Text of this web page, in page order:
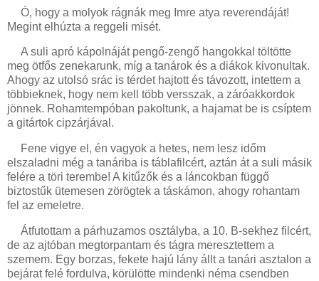
Ó, hogy a molyok rágnák meg Imre atya reverendáját!
Megint elhúzta a reggeli misét.
A suli apró kápolnáját pengő-zengő hangokkal töltötte
meg ötfős zenekarunk, míg a tanárok és a diákok kivonultak.
Ahogy az utolsó srác is térdet hajtott és távozott, intettem a
többieknek, hogy nem kell több versszak, a záróakkordok
jönnek. Rohamtempóban pakoltunk, a hajamat be is csíptem
a gitártok cipzárjával.
Fene vigye el, én vagyok a hetes, nem lesz időm
elszaladni még a tanáriba is táblafilcért, aztán át a suli másik
felére a töri terembe! A kitűzők és a láncokban függő
biztostűk ütemesen zörögtek a táskámon, ahogy rohantam
fel az emeletre.
Átfutottam a párhuzamos osztályba, a 10. B-sekhez filcért,
de az ajtóban megtorpantam és tágra meresztettem a
szemem. Egy borzas, fekete hajú lány állt a tanári asztalon a
bejárat felé fordulva, körülötte mindenki néma csendben